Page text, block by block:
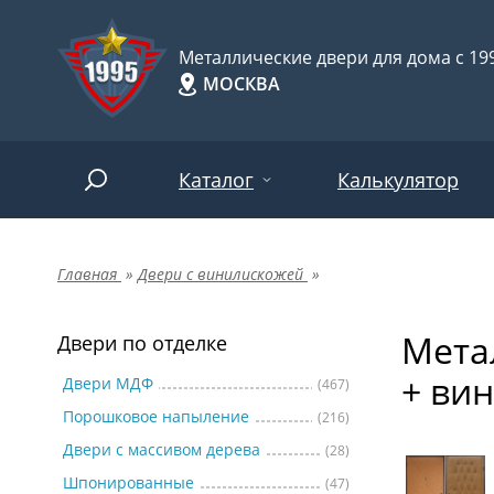
Металлические двери для дома с
МОСКВА
Каталог
Двери по отделке
Двери по назначению
Двери по особенностям
Калькулятор
Главная » Двери с винилискожей »
Двери по отделке
Двери МДФ (467)
Порошковое напыление (216)
Двери с массивом дерева (28)
Шпонированные (47)
+